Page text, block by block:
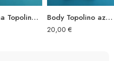
Bavettina Topolino azzurro Body Topolino azzurro
20,00 €